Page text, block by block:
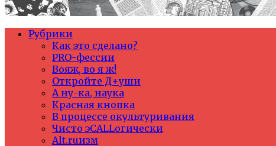
Рубрики
Как это сделано?
PRO-фессии
Вояж, во я ж!
Откройте Д+уши
А ну-ка, наука
Красная кнопка
В процессе окультуривания
Чисто эCALLогически
Alt.ruизм